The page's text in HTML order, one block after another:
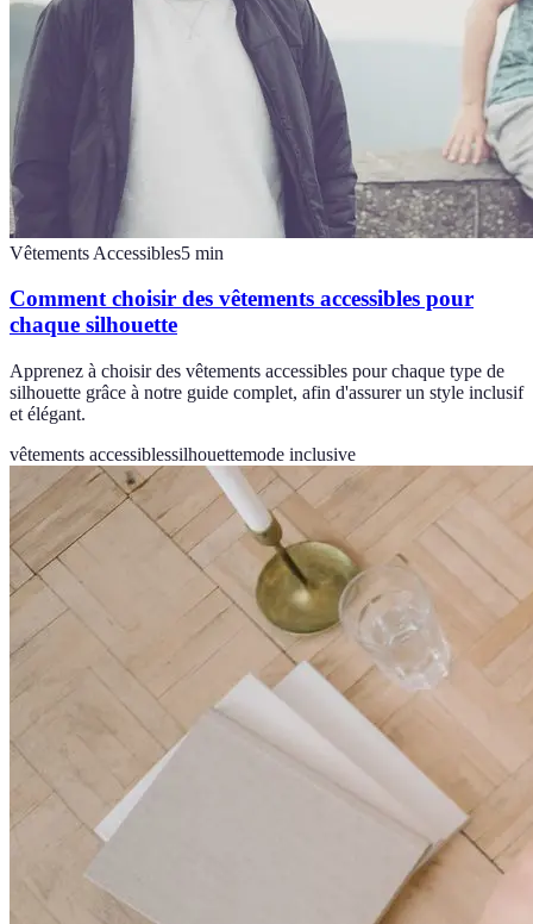
Vêtements Accessibles5 min
Comment choisir des vêtements accessibles pour
chaque silhouette
Apprenez à choisir des vêtements accessibles pour chaque type de
silhouette grâce à notre guide complet, afin d'assurer un style inclusif
et élégant.
vêtements accessiblessilhouettemode inclusive